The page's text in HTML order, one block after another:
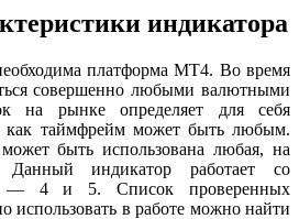
индикатора
платформа МТ4. Во время
совершенно любыми валютными
на рынке определяет для себя
как таймфрейм может быть любым.
быть использована любая, на
Данный индикатор работает со
— 4 и 5. Список проверенных
использовать в работе можно найти